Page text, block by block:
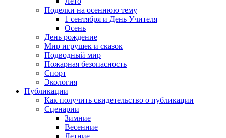
Поделки на осеннюю тему
1 сентября и День Учителя
Осень
День рождение
Мир игрушек и сказок
Подводный мир
Пожарная безопасность
Спорт
Экология
Публикации
Как получить свидетельство о публикации
Сценарии
Зимние
Весенние